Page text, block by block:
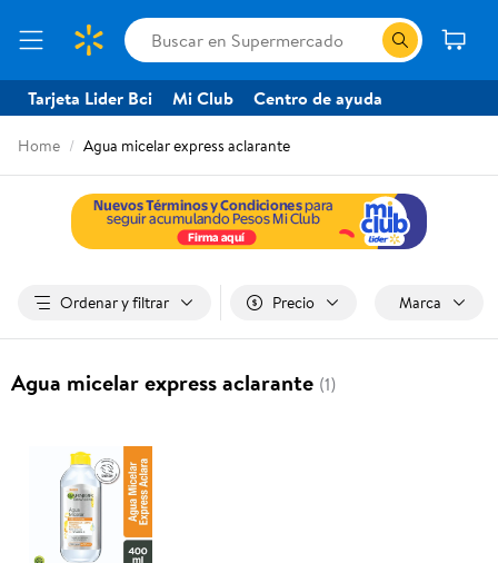
Tarjeta Lider Bci Mi Club Centro de ayuda
Home Agua micelar express aclarante
Ordenar y filtrar Precio Marca
Agua micelar express aclarante (1)